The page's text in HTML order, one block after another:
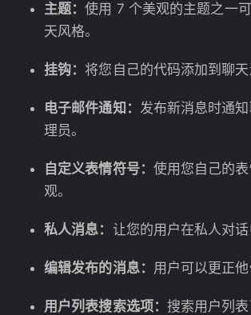
主题：使用 7 个美观的主题之一
天风格。
挂钩： 将您自己的代码添加到聊天
电子邮件通知： 发布新消息时通
理员。
自定义表情符号： 使用您自己的
观。
私人消息： 让您的用户在私人对话
编辑发布的消息： 用户可以更正他
用户列表搜索选项： 搜索用户列